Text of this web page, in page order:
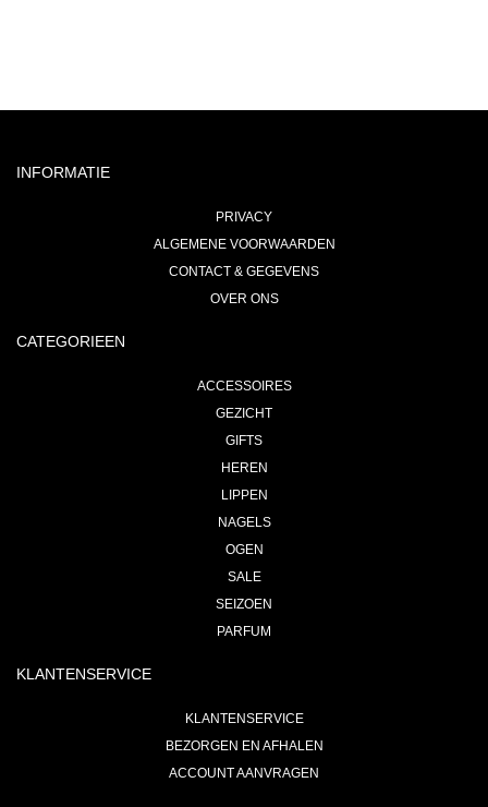
INFORMATIE
PRIVACY
ALGEMENE VOORWAARDEN
CONTACT & GEGEVENS
OVER ONS
CATEGORIEEN
ACCESSOIRES
GEZICHT
GIFTS
HEREN
LIPPEN
NAGELS
OGEN
SALE
SEIZOEN
PARFUM
KLANTENSERVICE
KLANTENSERVICE
BEZORGEN EN AFHALEN
ACCOUNT AANVRAGEN